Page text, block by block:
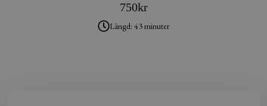
750kr
Längd: 43 minuter